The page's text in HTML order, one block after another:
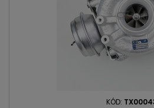
KÓD: